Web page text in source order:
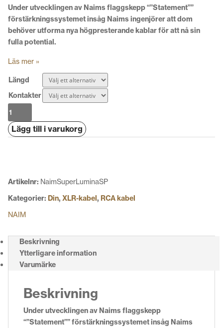
Under utvecklingen av Naims flaggskepp “”Statement””
förstärkningssystemet insåg Naims ingenjörer att dom
behöver utforma nya högpresterande kablar för att nå sin
fulla potential.
Läs mer »
Längd
Kontakter
Naim
Super
Lumina
Lägg till i varukorg
Artikelnr: NaimSuperLuminaSP
Kategorier: Din, XLR-kabel, RCA kabel
NAIM
Beskrivning
Ytterligare information
Varumärke
Beskrivning
Under utvecklingen av Naims flaggskepp
“”Statement”” förstärkningssystemet insåg Naims